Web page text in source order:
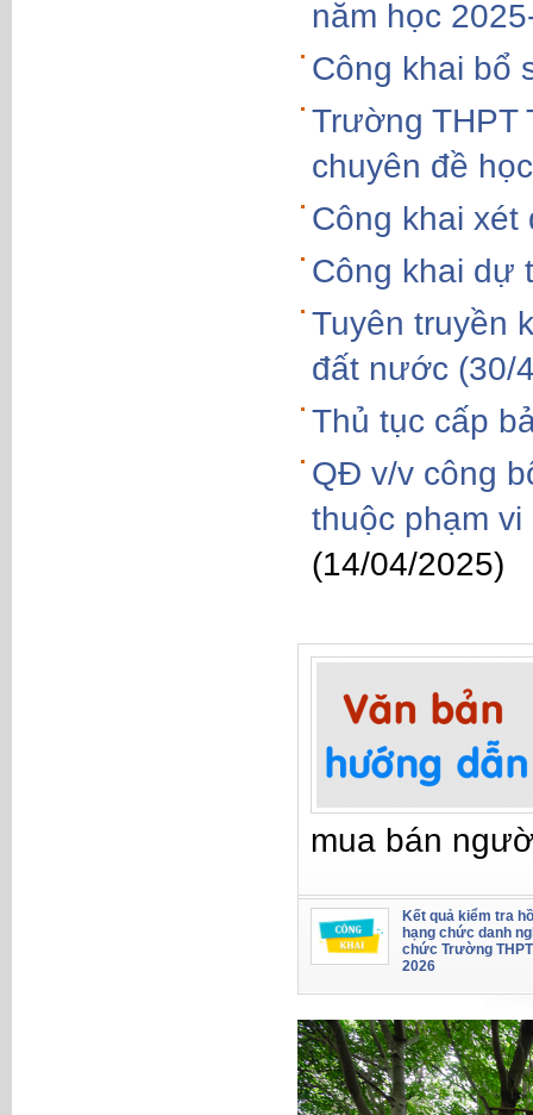
năm học
Công khai bổ
Trường THPT
chuyên đề
Công khai xét
Công khai dự
Tuyên truyền
đất nước (30/
Thủ tục cấp
QĐ v/v công
thuộc phạm
(14/04/2025)
mua bán
Kết quả kiểm tra
hạng chức danh
chức Trường
2026